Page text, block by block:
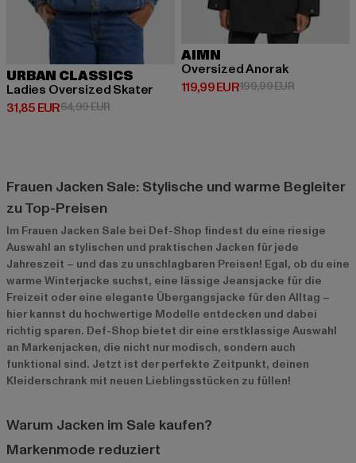
URBAN CLASSICS
Ladies Oversized Skater
31,85 EUR
Derzeitiger Preis: 31,85 EUR
64,99 EURAktionspreis: 64,99 EUR
AIMN
Oversized Anorak
119,99 EUR
Derzeitiger Preis: 119,99 EUR
199,99 EUR
Frauen Jacken Sale: Stylische und warme Begleiter
zu Top-Preisen
Im Frauen Jacken Sale bei Def-Shop findest du eine riesige
Auswahl an stylischen und praktischen Jacken für jede
Jahreszeit – und das zu unschlagbaren Preisen! Egal, ob du eine
warme Winterjacke suchst, eine lässige Jeansjacke für die
Freizeit oder eine elegante Übergangsjacke für den Alltag –
hier kannst du hochwertige Modelle entdecken und dabei
richtig sparen. Def-Shop bietet dir eine erstklassige Auswahl
an Markenjacken, die nicht nur modisch, sondern auch
funktional sind. Jetzt ist der perfekte Zeitpunkt, deinen
Kleiderschrank mit neuen Lieblingsstücken zu füllen!
Warum Jacken im Sale kaufen?
Markenmode reduziert